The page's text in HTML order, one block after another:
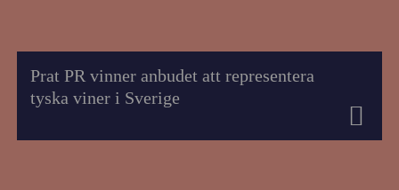
Prat PR vinner anbudet att representera
tyska viner i Sverige